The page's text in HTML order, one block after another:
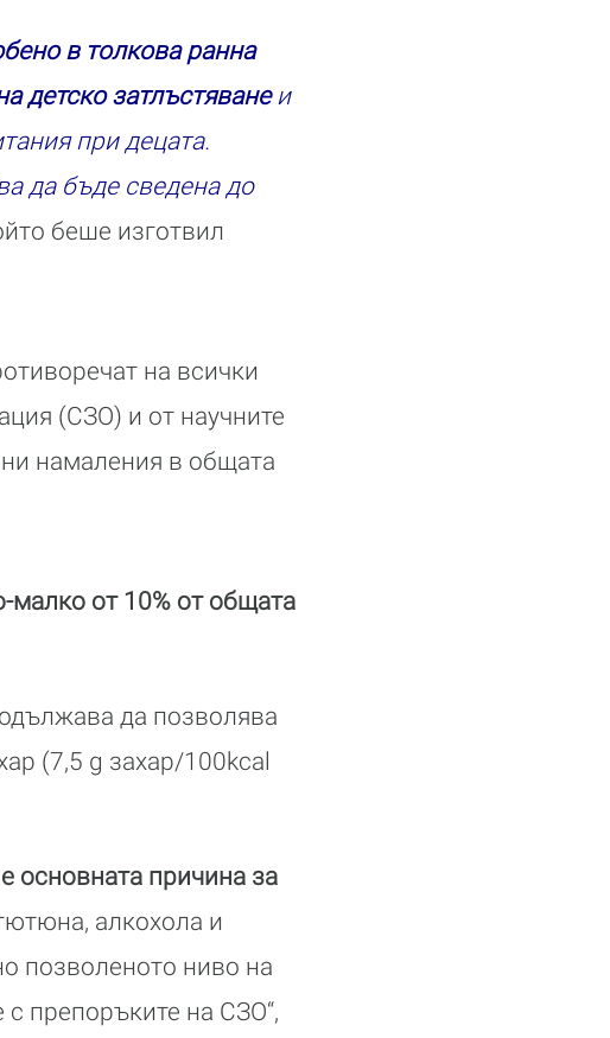
в толкова ранна
детско затлъстяванеи
при децата.
да бъде сведена до
беше изготвил
на всички
(СЗО) и от научните
намаления в общата
малко от 10% от общата
да позволява
(7,5 g захар/100kcal
основната причина за
алкохола и
позволеното ниво на
препоръките на СЗО“,